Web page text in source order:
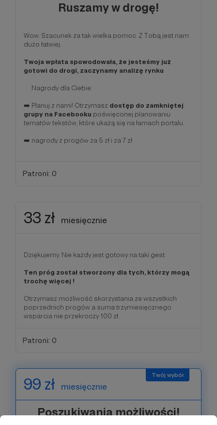
Ruszamy w drogę!
Wow. Szacunek za tak wielka pomoc. Z Tobą jest nam
dużo łatwiej.
Twoja wpłata spowodowała, że jesteśmy już
gotowi do drogi, zaczynamy analizę rynku
Nagrody dla Ciebie:
➡️ Planuj z nami! Otrzymasz dostęp do zamkniętej
grupy na Facebooku poświęconej planowaniu
tematów tekstów, które ukażą się na łamach portalu.
➡️ nagrody z progów za 5 zł i za 7 zł
Patroni: 0
33 zł miesięcznie
Dziękujemy. Nie każdy jest gotowy na taki gest.
Ten próg został stworzony dla tych, którzy mogą
trochę więcej !
Otrzymasz możliwość skorzystania ze wszystkich
poprzednich progów a suma trzymiesięcznego
wsparcia nie przekroczy 100 zł.
Patroni: 0
99 zł miesięcznie
Poszukiwania możliwości!